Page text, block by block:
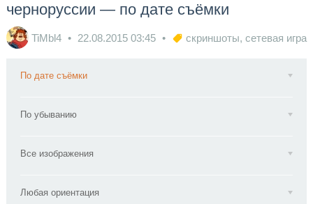
черноруссии — по дате съёмки
TiMbl4 22.08.2015 03:45 скриншоты, сетевая игра
По дате съёмки
По убыванию
Все изображения
Любая ориентация